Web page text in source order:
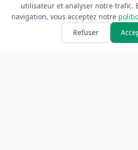
utilisateur et analyser notre trafic.
navigation, vous acceptez notre
Refuser